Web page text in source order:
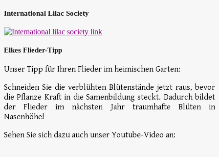
International Lilac Society
Elkes Flieder-Tipp
Unser Tipp für Ihren Flieder im heimischen Garten:
Schneiden Sie die verblühten Blütenstände jetzt raus, bevor
die Pflanze Kraft in die Samenbildung steckt. Dadurch bildet
der Flieder im nächsten Jahr traumhafte Blüten in
Nasenhöhe!
Sehen Sie sich dazu auch unser Youtube-Video an: